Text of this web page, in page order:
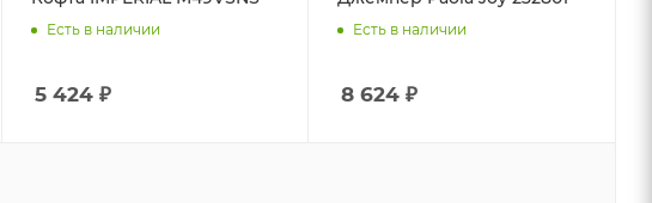
Есть в наличии
5 424₽
Есть в наличии
8 624 ₽